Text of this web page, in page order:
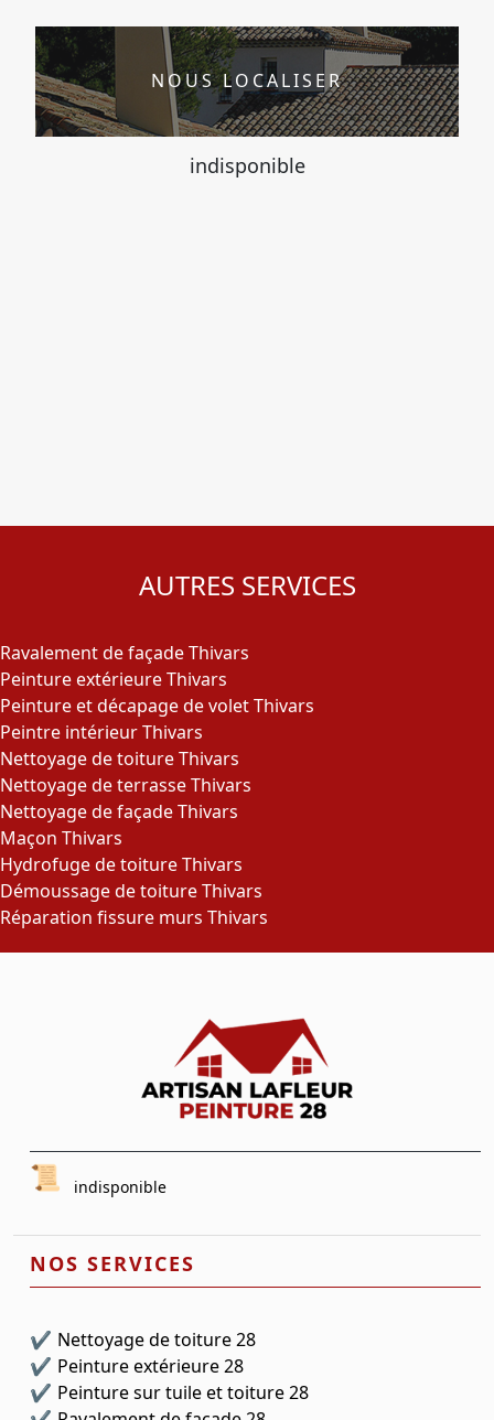
NOUS LOCALISER
indisponible
AUTRES SERVICES
Ravalement de façade Thivars
Peinture extérieure Thivars
Peinture et décapage de volet Thivars
Peintre intérieur Thivars
Nettoyage de toiture Thivars
Nettoyage de terrasse Thivars
Nettoyage de façade Thivars
Maçon Thivars
Hydrofuge de toiture Thivars
Démoussage de toiture Thivars
Réparation fissure murs Thivars
indisponible
NOS SERVICES
Nettoyage de toiture 28
Peinture extérieure 28
Peinture sur tuile et toiture 28